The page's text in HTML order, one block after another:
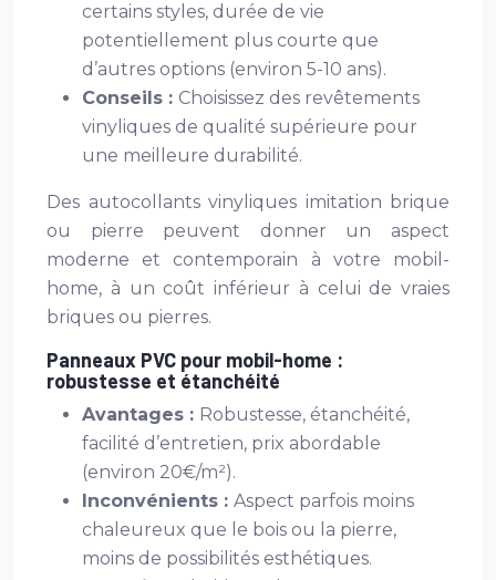
certains styles, durée de vie
potentiellement plus courte que
d’autres options (environ 5-10 ans).
Conseils : Choisissez des revêtements
vinyliques de qualité supérieure pour
une meilleure durabilité.
Des autocollants vinyliques imitation brique
ou pierre peuvent donner un aspect
moderne et contemporain à votre mobil-
home, à un coût inférieur à celui de vraies
briques ou pierres.
Panneaux PVC pour mobil-home :
robustesse et étanchéité
Avantages : Robustesse, étanchéité,
facilité d’entretien, prix abordable
(environ 20€/m²).
Inconvénients : Aspect parfois moins
chaleureux que le bois ou la pierre,
moins de possibilités esthétiques.